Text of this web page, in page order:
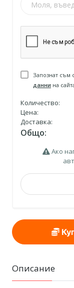
Запознат съм
данни на
Количество:
Цена:
Доставка:
Общо:
Ако
Описание